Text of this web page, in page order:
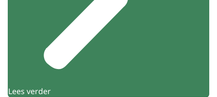
Lees verder